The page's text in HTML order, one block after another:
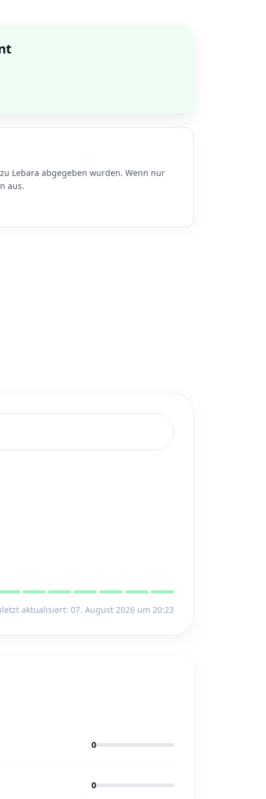
Lebara abgegeben wurden. Wenn nur
aus.
aktualisiert: 07. August 2026 um 20:23
0
0